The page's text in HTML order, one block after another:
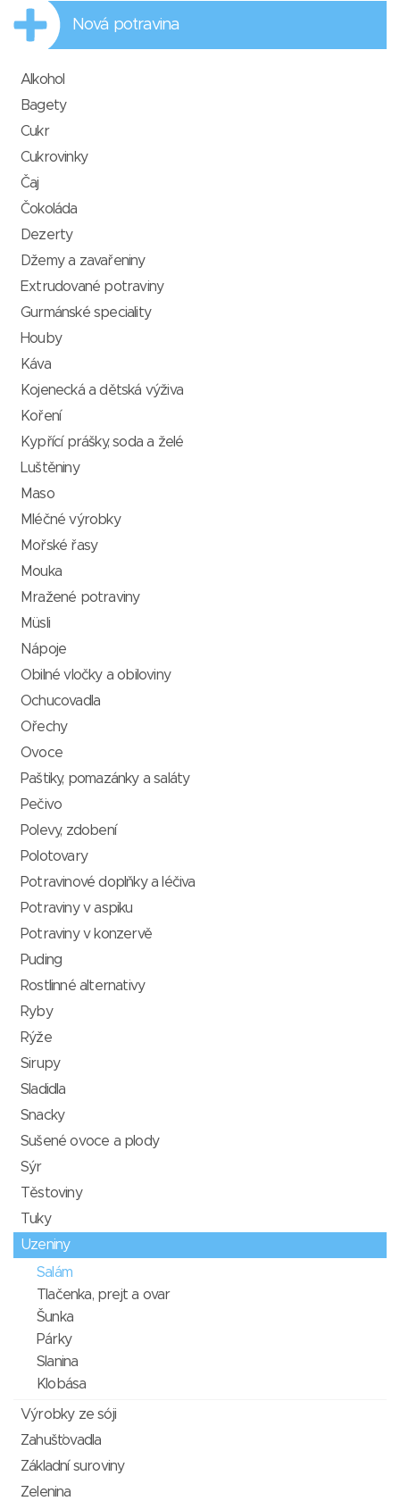
Nová potravina
Alkohol
Bagety
Cukr
Cukrovinky
Čaj
Čokoláda
Dezerty
Džemy a zavařeniny
Extrudované potraviny
Gurmánské speciality
Houby
Káva
Kojenecká a dětská výživa
Koření
Kypřící prášky, soda a želé
Luštěniny
Maso
Mléčné výrobky
Mořské řasy
Mouka
Mražené potraviny
Müsli
Nápoje
Obilné vločky a obiloviny
Ochucovadla
Ořechy
Ovoce
Paštiky, pomazánky a saláty
Pečivo
Polevy, zdobení
Polotovary
Potravinové doplňky a léčiva
Potraviny v aspiku
Potraviny v konzervě
Puding
Rostlinné alternativy
Ryby
Rýže
Sirupy
Sladidla
Snacky
Sušené ovoce a plody
Sýr
Těstoviny
Tuky
Uzeniny
Salám
Tlačenka, prejt a ovar
Šunka
Párky
Slanina
Klobása
Výrobky ze sóji
Zahušťovadla
Základní suroviny
Zelenina